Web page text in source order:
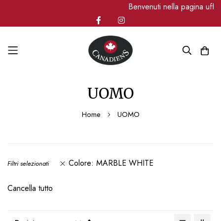
Benvenuti nella pagina
UOMO
Home UOMO
Filtri selezionati Colore MARBLE WHITE
Cancella tutto